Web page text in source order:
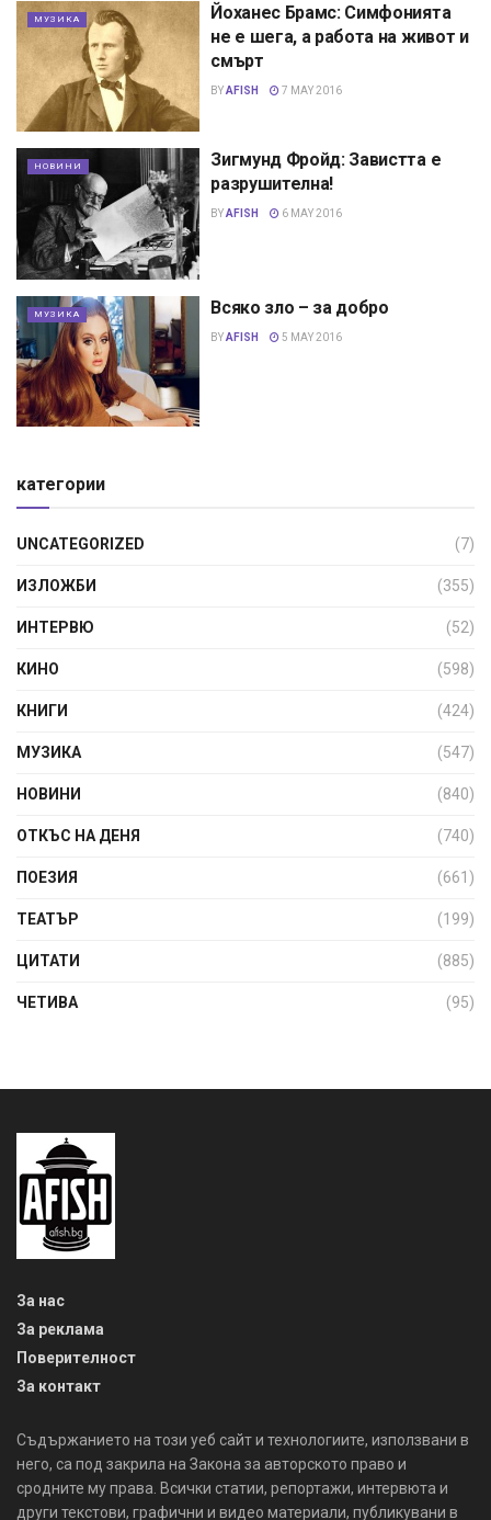
МУЗИКА
Йоханес Брамс: Симфонията
не е шега, а работа на живот и
смърт
BYAFISH 7 MAY 2016
НОВИНИ
Зигмунд Фройд: Завистта е
разрушителна!
BYAFISH 6 MAY 2016
МУЗИКА Всяко зло – за добро
BYAFISH 5 MAY 2016
категории
UNCATEGORIZED (7)
ИЗЛОЖБИ (355)
ИНТЕРВЮ (52)
КИНО (598)
КНИГИ (424)
МУЗИКА (547)
НОВИНИ (840)
ОТКЪС НА ДЕНЯ (740)
ПОЕЗИЯ (661)
ТЕАТЪР (199)
ЦИТАТИ (885)
ЧЕТИВА (95)
За нас
За реклама
Поверителност
За контакт
Съдържанието на този уеб сайт и технологиите, използвани в
него, са под закрила на Закона за авторското право и
сродните му права. Всички статии, репортажи, интервюта и
други текстови, графични и видео материали, публикувани в